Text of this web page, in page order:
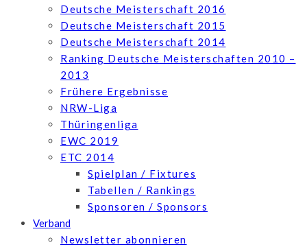
Deutsche Meisterschaft 2016
Deutsche Meisterschaft 2015
Deutsche Meisterschaft 2014
Ranking Deutsche Meisterschaften 2010 –
2013
Frühere Ergebnisse
NRW-Liga
Thüringenliga
EWC 2019
ETC 2014
Spielplan / Fixtures
Tabellen / Rankings
Sponsoren / Sponsors
Verband
Newsletter abonnieren